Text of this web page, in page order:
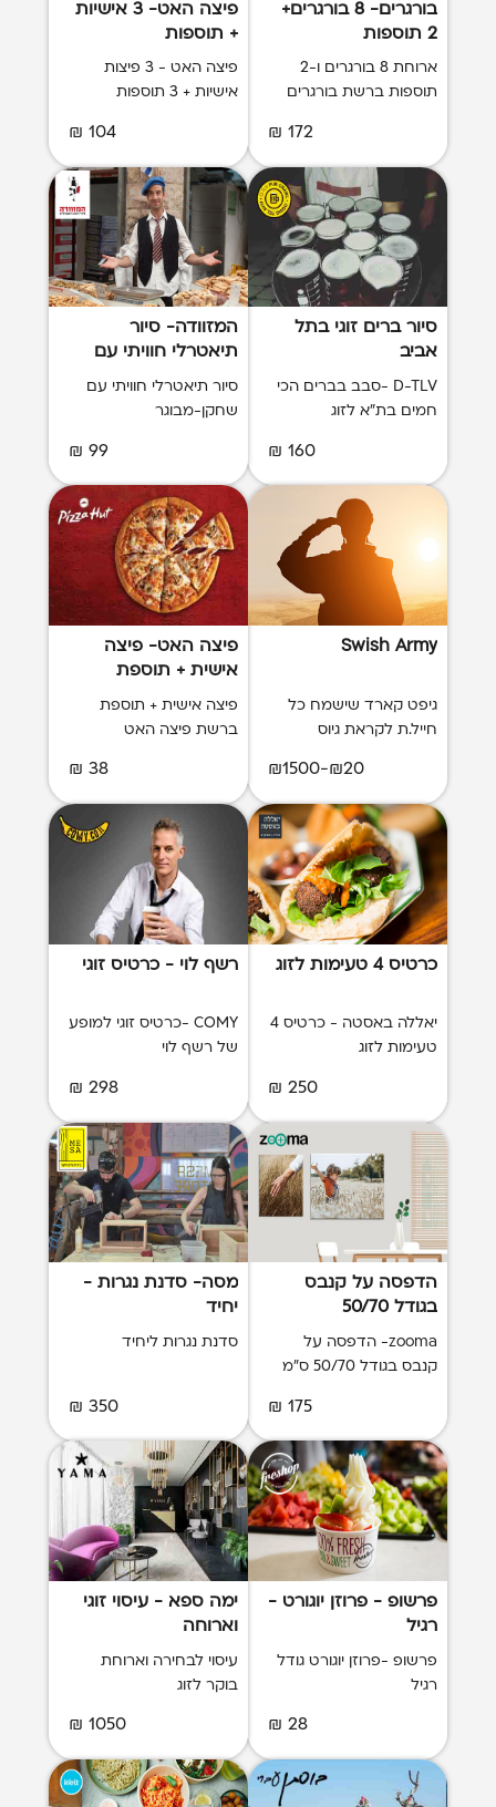
בורגרים- 8 בורגרים+
2 תוספות
ארוחת 8 בורגרים ו-2
תוספות ברשת בורגרים
172 ₪
פיצה האט- 3 אישיות
+ תוספות
פיצה האט - 3 פיצות
אישיות + 3 תוספות
104 ₪
סיור ברים זוגי בתל
אביב
D-TLV -סבב בברים הכי
חמים בת"א לזוג
160 ₪
המזוודה- סיור
תיאטרלי חוויתי עם
שחקן- מבוגר
סיור תיאטרלי חוויתי עם
שחקן-מבוגר
99 ₪
Swish Army
גיפט קארד שישמח כל
חייל.ת לקראת גיוס
₪20-₪1500
פיצה האט- פיצה
אישית + תוספת
פיצה אישית + תוספת
ברשת פיצה האט
38 ₪
כרטיס 4 טעימות לזוג
יאללה באסטה - כרטיס 4
טעימות לזוג
250 ₪
רשף לוי - כרטיס זוגי
COMY -כרטיס זוגי למופע
של רשף לוי
298 ₪
הדפסה על קנבס
בגודל 50/70
zooma- הדפסה על
קנבס בגודל 50/70 ס"מ
175 ₪
מסה- סדנת נגרות -
יחיד
סדנת נגרות ליחיד
350 ₪
פרשופ - פרוזן יוגורט -
רגיל
פרשופ -פרוזן יוגורט גודל
רגיל
28 ₪
ימה ספא - עיסוי זוגי
וארוחה
עיסוי לבחירה וארוחת
בוקר לזוג
1050 ₪